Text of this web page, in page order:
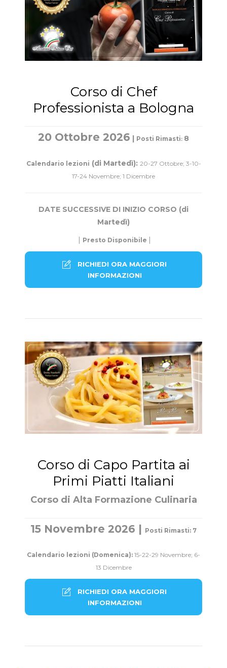
Corso di Chef
Professionista a Bologna
20 Ottobre 2026 | Posti Rimasti: 8
Calendario lezioni (di Martedì): 20-27 Ottobre; 3-10-
17-24 Novembre; 1 Dicembre
DATE SUCCESSIVE DI INIZIO CORSO (di
Martedì)
| Presto Disponibile |
RICHIEDI ORA MAGGIORI
INFORMAZIONI
Corso di Capo Partita ai
Primi Piatti Italiani
Corso di Alta Formazione Culinaria
15 Novembre 2026 | Posti Rimasti: 7
Calendario lezioni (Domenica): 15-22-29 Novembre; 6-
13 Dicembre
RICHIEDI ORA MAGGIORI
INFORMAZIONI